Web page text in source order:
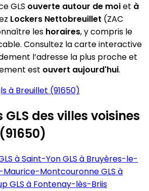
GLS ouverte autour de moiet à
Lockers Nettobreuillet (ZAC
les horaires, y compris le
Consultez la carte interactive
l’adresse la plus proche et
est ouvert aujourd'hui.
à Breuillet (91650)
GLS des villes voisines
à Saint-YonGLS à Bruyères-le-
Maurice-MontcouronneGLS à
GLS à Fontenay-lès-Briis